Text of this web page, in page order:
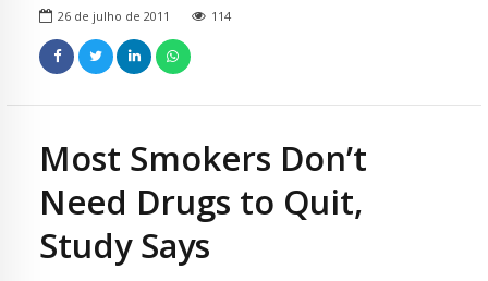
26 de julho de 2011 114
Most Smokers Don’t
Need Drugs to Quit,
Study Says